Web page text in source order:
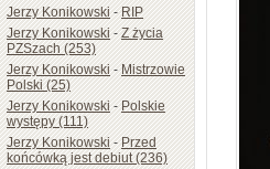
Jerzy Konikowski-RIP
Jerzy Konikowski-Z życia
PZSzach (253)
Jerzy Konikowski-Mistrzowie
Polski (25)
Jerzy Konikowski-Polskie
występy (111)
Jerzy Konikowski-Przed
końcówką jest debiut (236)